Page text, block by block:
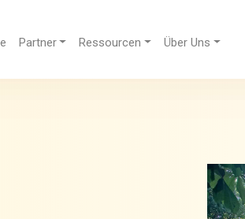
Partner Ressourcen Über Uns